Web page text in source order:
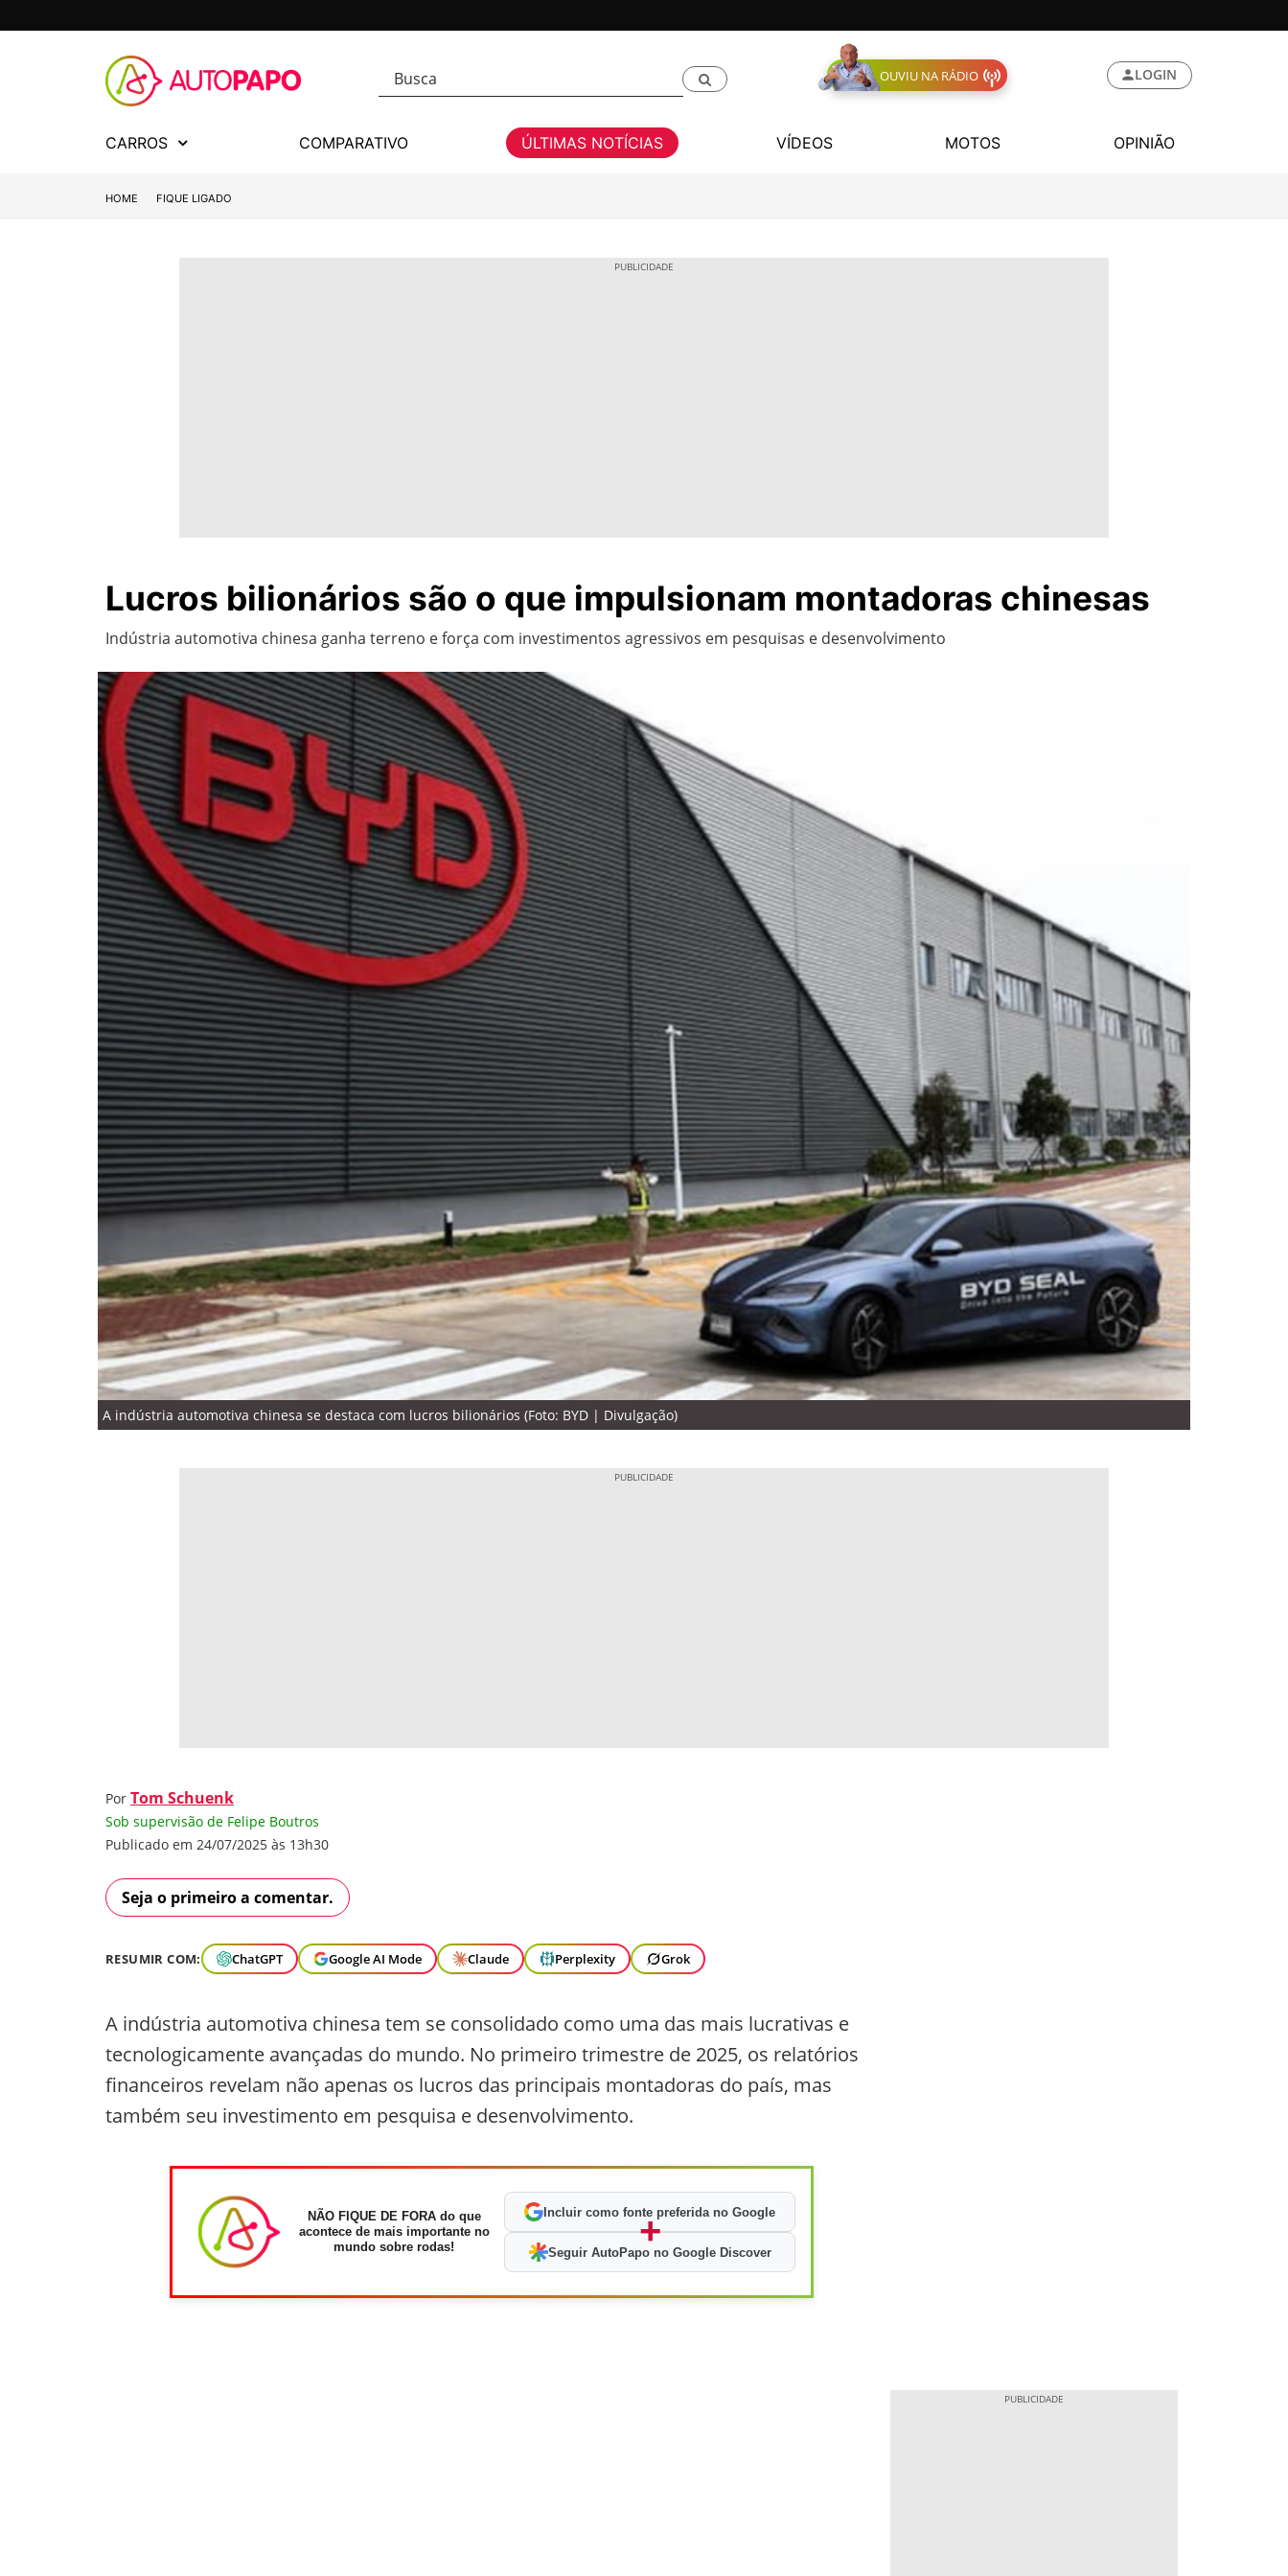
OUVIU NA RÁDIO LOGIN
CARROS COMPARATIVO ÚLTIMAS NOTÍCIAS VÍDEOS MOTOS OPINIÃO
HOME FIQUE LIGADO
Lucros bilionários são o que impulsionam montadoras chinesas
Indústria automotiva chinesa ganha terreno e força com investimentos agressivos em pesquisas e desenvolvimento
A indústria automotiva chinesa se destaca com lucros bilionários (Foto: BYD | Divulgação)
Por Tom Schuenk
Sob supervisão de Felipe Boutros
Publicado em 24/07/2025 às 13h30
Seja o primeiro a comentar.
RESUMIR COM: ChatGPT Google AI Mode Claude Perplexity Grok
A indústria automotiva chinesa tem se consolidado como uma das mais lucrativas e
tecnologicamente avançadas do mundo. No primeiro trimestre de 2025, os relatórios
financeiros revelam não apenas os lucros das principais montadoras do país, mas
também seu investimento em pesquisa e desenvolvimento.
NÃO FIQUE DE FORA do que
acontece de mais importante no
mundo sobre rodas!
Incluir como fonte preferida no Google
+
Seguir AutoPapo no Google Discover